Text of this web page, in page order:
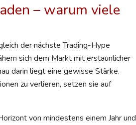
– warum viele
der nächste Trading-Hype
sich dem Markt mit erstaunlicher
darin liegt eine gewisse Stärke.
zu verlieren, setzen sie auf
von mindestens einem Jahr und